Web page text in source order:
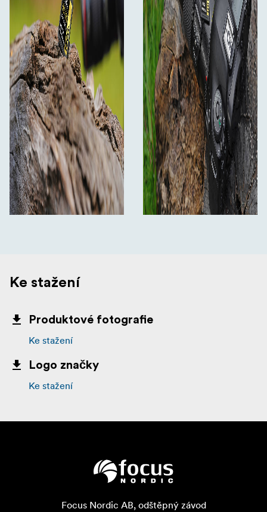
Ke stažení
Produktové fotografie
Ke stažení
Logo značky
Ke stažení
Focus Nordic AB, odštěpný závod